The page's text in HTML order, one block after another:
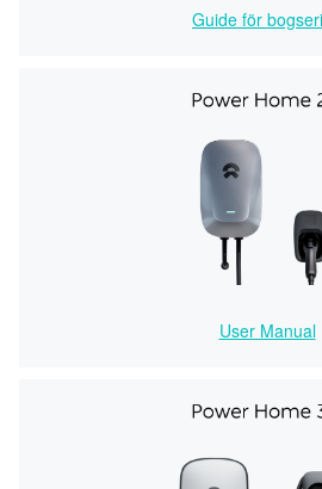
Guide för
User Manual